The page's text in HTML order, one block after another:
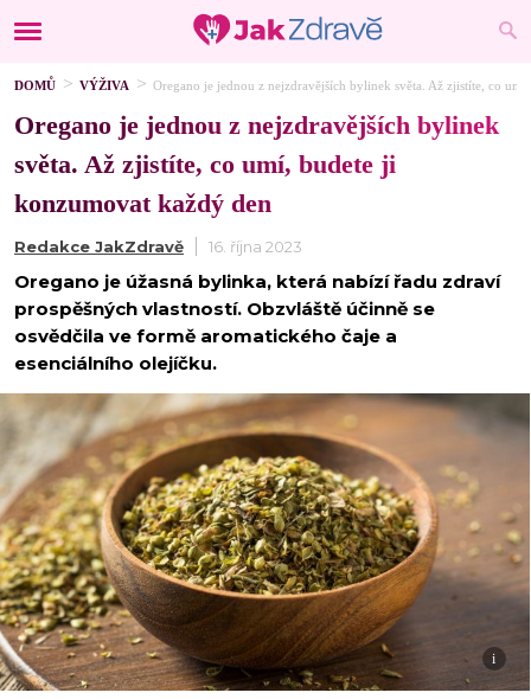
DOMŮ VÝŽIVA Oregano je jednou z nejzdravějších bylinek světa. Až zjistíte, co
Oregano je jednou z nejzdravějších bylinek
světa. Až zjistíte, co umí, budete ji
konzumovat každý den
Redakce JakZdravě 16. října 2023
Oregano je úžasná bylinka, která nabízí řadu zdraví
prospěšných vlastností. Obzvláště účinně se
osvědčila ve formě aromatického čaje a
esenciálního olejíčku.
i